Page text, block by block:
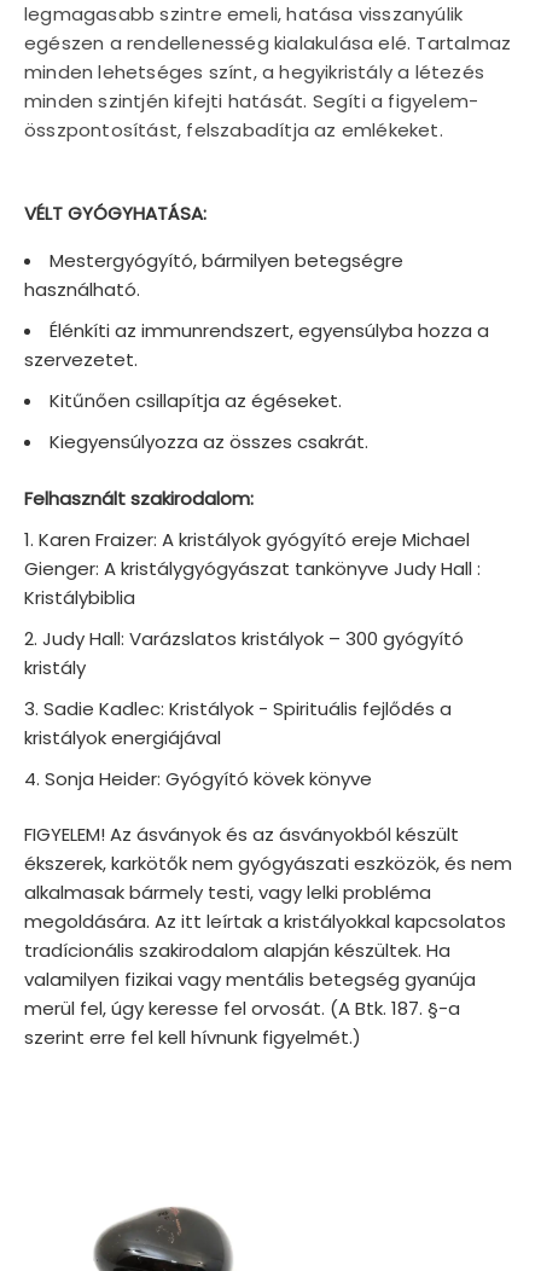
legmagasabb szintre emeli, hatása visszanyúlik
egészen a rendellenesség kialakulása elé. Tartalmaz
minden lehetséges színt, a hegyikristály a létezés
minden szintjén kifejti hatását. Segíti a figyelem-
összpontosítást, felszabadítja az emlékeket.
VÉLT GYÓGYHATÁSA:
Mestergyógyító, bármilyen betegségre
használható.
Élénkíti az immunrendszert, egyensúlyba hozza a
szervezetet.
Kitűnően csillapítja az égéseket.
Kiegyensúlyozza az összes csakrát.
Felhasznált szakirodalom:
Karen Fraizer: A kristályok gyógyító ereje Michael
Gienger: A kristálygyógyászat tankönyve Judy Hall :
Kristálybiblia
Judy Hall: Varázslatos kristályok – 300 gyógyító
kristály
Sadie Kadlec: Kristályok - Spirituális fejlődés a
kristályok energiájával
Sonja Heider: Gyógyító kövek könyve
FIGYELEM! Az ásványok és az ásványokból készült
ékszerek, karkötők nem gyógyászati eszközök, és nem
alkalmasak bármely testi, vagy lelki probléma
megoldására. Az itt leírtak a kristályokkal kapcsolatos
tradícionális szakirodalom alapján készültek. Ha
valamilyen fizikai vagy mentális betegség gyanúja
merül fel, úgy keresse fel orvosát. (A Btk. 187. §-a
szerint erre fel kell hívnunk figyelmét.)